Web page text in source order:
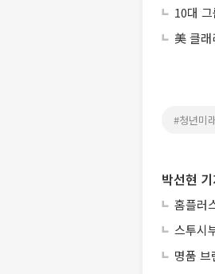
10대
美 클
#청년미
박선현
홈플러
스투시
명품 브